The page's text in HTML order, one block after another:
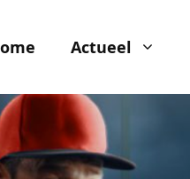
Actueel